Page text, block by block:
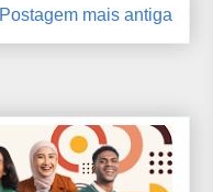
Postagem mais antiga